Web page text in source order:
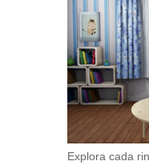
Explora cada